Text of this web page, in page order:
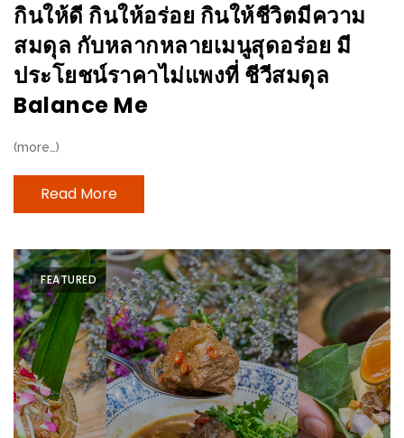
พบ
สินค้า
เรื่อง
บ้าน
จบ
ที่
HOMEPRO
FAIR
2017
เชียงใหม่
จัด
เต็ม
กับ
กินให้ดี กินให้อร่อย กินให้ชีวิตมีความ
สมดุล กับหลากหลายเมนูสุดอร่อย มี
ประโยชน์ราคาไม่แพงที่ ชีวีสมดุล
Balance Me
(more…)
Read More
FEATURED